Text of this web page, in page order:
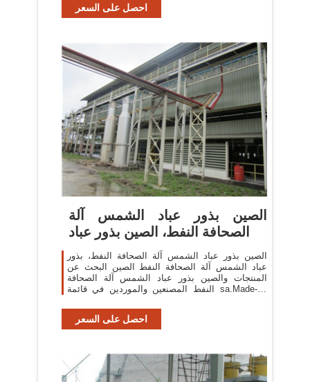
احصل على السعر
الصين بذور عباد الشمس آلة
الصحافة النفط، الصين بذور عباد
الصين بذور عباد الشمس آلة الصحافة النفط، بذور
عباد الشمس آلة الصحافة النفط الصين البحث عن
المنتجات والصين بذور عباد الشمس آلة الصحافة
النفط المصنعين والموردين في قائمة sa.Made-in-
احصل على السعر